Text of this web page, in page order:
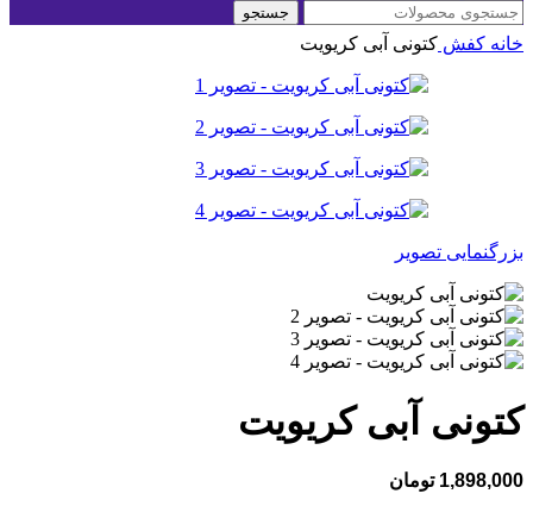
جستجو
خانه کفش کتونی آبی کریویت
بزرگنمایی تصویر
کتونی آبی کریویت
1,898,000 تومان